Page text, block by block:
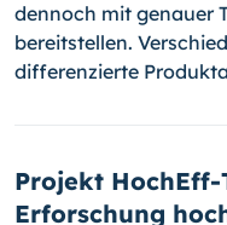
dennoch mit genauer
bereitstellen.
differenzierte
Projekt HochEff-
Erforschung